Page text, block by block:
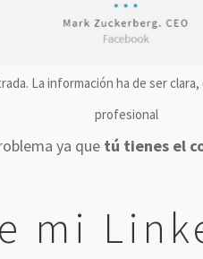
La información ha de ser
profesional
ya que tú tienes el
mi